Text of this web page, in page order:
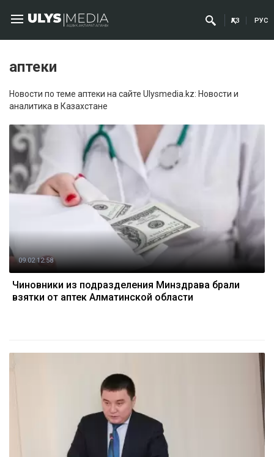
ҚАЗ РУС
аптеки
Новости по теме аптеки на сайте Ulysmedia.kz: Новости и
аналитика в Казахстане
09.02 12:58
Чиновники из подразделения Минздрава брали
взятки от аптек Алматинской области